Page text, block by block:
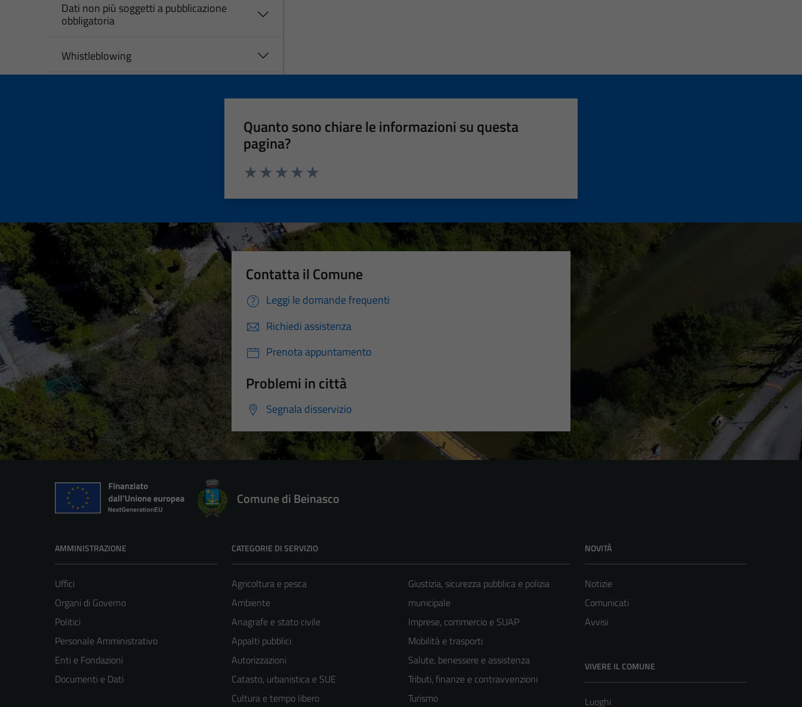
Dati non più soggetti a pubblicazione
obbligatoria
Whistleblowing
Quanto sono chiare le informazioni su questa
pagina?
Contatta il Comune
Leggi le domande frequenti
Richiedi assistenza
Prenota appuntamento
Problemi in città
Segnala disservizio
Comune di Beinasco
AMMINISTRAZIONE
Uffici
Organi di Governo
Politici
Personale Amministrativo
Enti e Fondazioni
Documenti e Dati
CATEGORIE DI SERVIZIO
Agricoltura e pesca
Ambiente
Anagrafe e stato civile
Appalti pubblici
Autorizzazioni
Catasto, urbanistica e SUE
Cultura e tempo libero
Giustizia, sicurezza pubblica e polizia
municipale
Imprese, commercio e SUAP
Mobilità e trasporti
Salute, benessere e assistenza
Tributi, finanze e contravvenzioni
Turismo
NOVITÀ
Notizie
Comunicati
Avvisi
VIVERE IL COMUNE
Luoghi